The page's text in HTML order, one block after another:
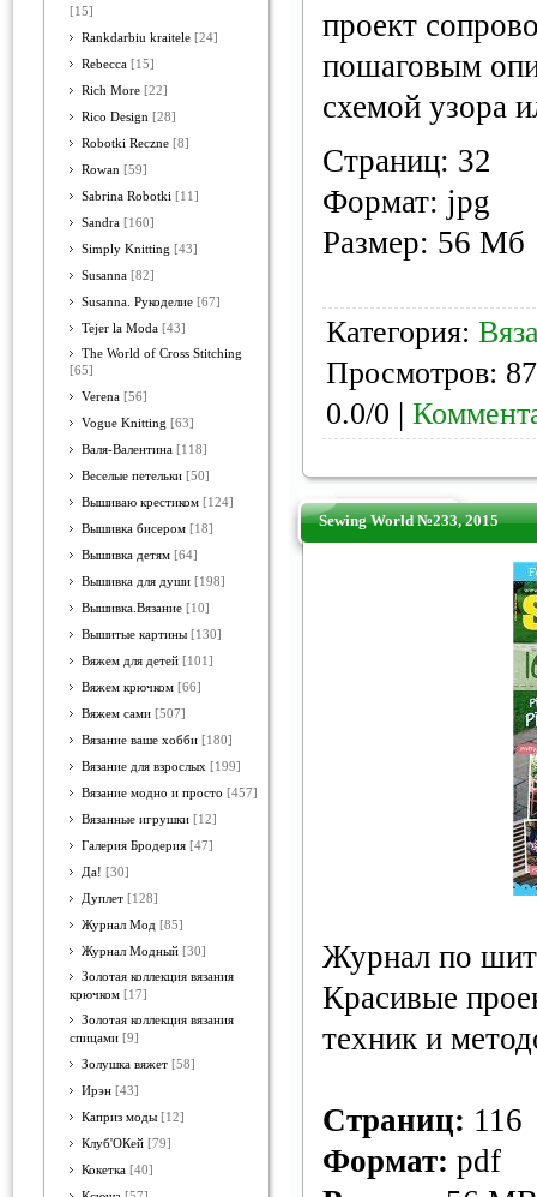
[15]
Rankdarbiu kraitele [24]
Rebecca [15]
Rich More [22]
Rico Design [28]
Robotki Reczne [8]
Rowan [59]
Sabrina Robotki [11]
Sandra [160]
Simply Knitting [43]
Susanna [82]
Susanna. Рукоделие [67]
Tejer la Moda [43]
The World of Cross Stitching
[65]
Verena [56]
Vogue Knitting [63]
Валя-Валентина [118]
Веселые петельки [50]
Вышиваю крестиком [124]
Вышивка бисером [18]
Вышивка детям [64]
Вышивка для души [198]
Вышивка.Вязание [10]
Вышитые картины [130]
Вяжем для детей [101]
Вяжем крючком [66]
Вяжем сами [507]
Вязание ваше хобби [180]
Вязание для взрослых [199]
Вязание модно и просто [457]
Вязанные игрушки [12]
Галерия Бродерия [47]
Да! [30]
Дуплет [128]
Журнал Мод [85]
Журнал Модный [30]
Золотая коллекция вязания
крючком [17]
Золотая коллекция вязания
спицами [9]
Золушка вяжет [58]
Ирэн [43]
Каприз моды [12]
Клуб'ОКей [79]
Кокетка [40]
проект
пошаговым
схемой узора
Страниц: 32
Формат: jpg
Размер: 56 Мб
Категория:
Просмотров:
0.0/0 |
Sewing World №233, 2015
Журнал по
Красивые
техник и
Страниц: 116
Формат: pdf